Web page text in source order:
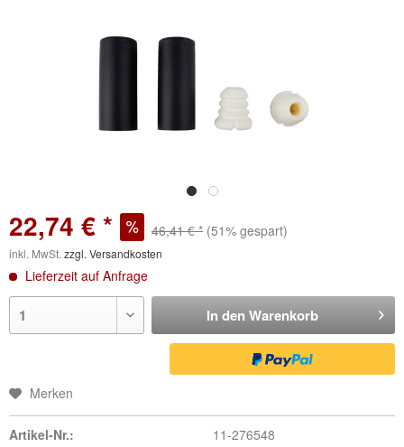
22,74 € * 46,41 € * (51% gespart)
inkl. MwSt. zzgl. Versandkosten
Lieferzeit auf Anfrage
In den Warenkorb
Merken
Artikel-Nr.: 11-276548